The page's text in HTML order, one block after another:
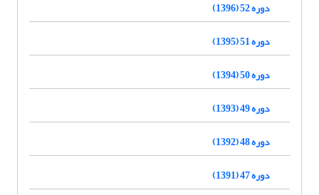
دوره 52 (1396)
دوره 51 (1395)
دوره 50 (1394)
دوره 49 (1393)
دوره 48 (1392)
دوره 47 (1391)